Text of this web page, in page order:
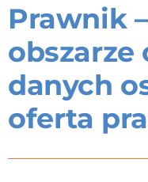
Prawnik
obszarze
danych
oferta